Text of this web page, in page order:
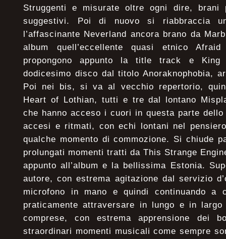
Struggenti e misurate oltre ogni dire, brani
suggestivi. Poi di nuovo si riabbraccia
l’affascinante Neverland ancora brano da
album quell’eccellente quasi etnico
propongono appunto la title track e
dodicesimo disco dal titolo Anoraknophobia,
Poi nei bis, si va al vecchio repertorio,
Heart of Lothian, tutti e tre dal lontano
che hanno acceso i cuori in questa parte
accesi e ritmati, con echi lontani nel
qualche momento di commozione. Si chiude
prolungati momenti tratti da This Strange
appunto all’album e la bellissima Estonia.
autore, con estrema agitazione dal servizio
microfono in mano e quindi continuando a
praticamente attraversare in lungo e in
comprese, con estrema apprensione dei
straordinari momenti musicali come sempre